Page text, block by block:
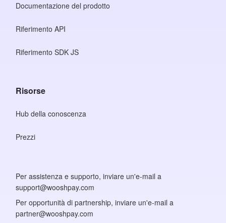
Documentazione del prodotto
Riferimento API
Riferimento SDK JS
Risorse
Hub della conoscenza
Prezzi
Per assistenza e supporto, inviare un'e-mail a
support@wooshpay.com
Per opportunità di partnership, inviare un'e-mail a
partner@wooshpay.com